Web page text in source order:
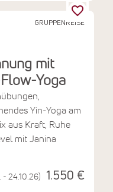
GRUPPENREISE
mit
Yoga
Yin-Yoga am
aus Kraft, Ruhe
mit Janina
- 24.10.26) 1.550 €